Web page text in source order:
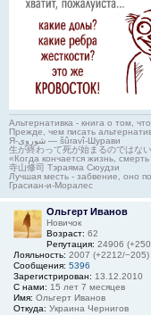
Альтернативка - книга о том,
Прежде, чем писать
Я-شوروی — šûravî-Шурави
生が終わって死が始まるのではな
«Когда кончается жизнь,
寺山修司 Тэраяма Сюудзи
Лучшая месть - забвение, оно
Грасиан-и-Моралес
Ольгерт Иванов
Новичок
Возраст: 62
Репутация: 24906
Лояльность: 2007 (+2212/−205)
Сообщения: 5396
Зарегистрирован: 13.12.2010
С нами: 15 лет 7 месяцев
Имя: Ольгерт Иванов
Откуда: Украина Чернигов